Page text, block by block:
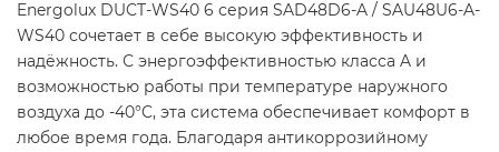
Energolux DUCT-WS40 6 серия SAD48D6-A / SAU48U6-A-
WS40 сочетает в себе высокую эффективность и
надёжность. С энергоэффективностью класса A и
возможностью работы при температуре наружного
воздуха до -40°C, эта система обеспечивает комфорт в
любое время года. Благодаря антикоррозийному